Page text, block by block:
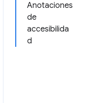
Anotaciones
de
accesibilida
d